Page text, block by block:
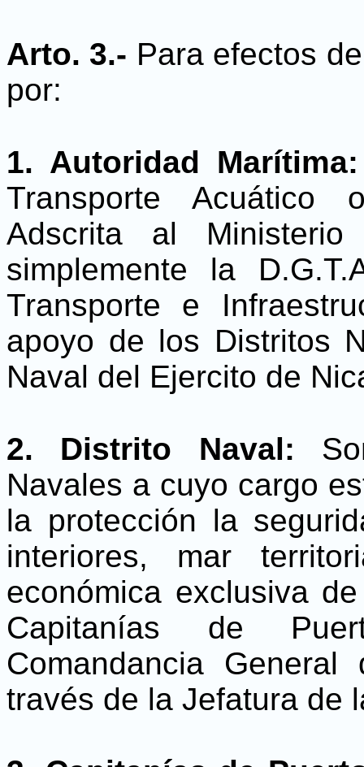
Arto. 3.- Para efectos
por:
1. Autoridad
Transporte Acuático
Adscrita al
simplemente la
Transporte e
apoyo de los Distritos
Naval del Ejercito de
2. Distrito Naval:
Navales a cuyo cargo
la protección la
interiores, mar
económica exclusiva
Capitanías de
Comandancia
través de la Jefatura de